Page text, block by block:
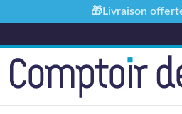
🎁Livraison